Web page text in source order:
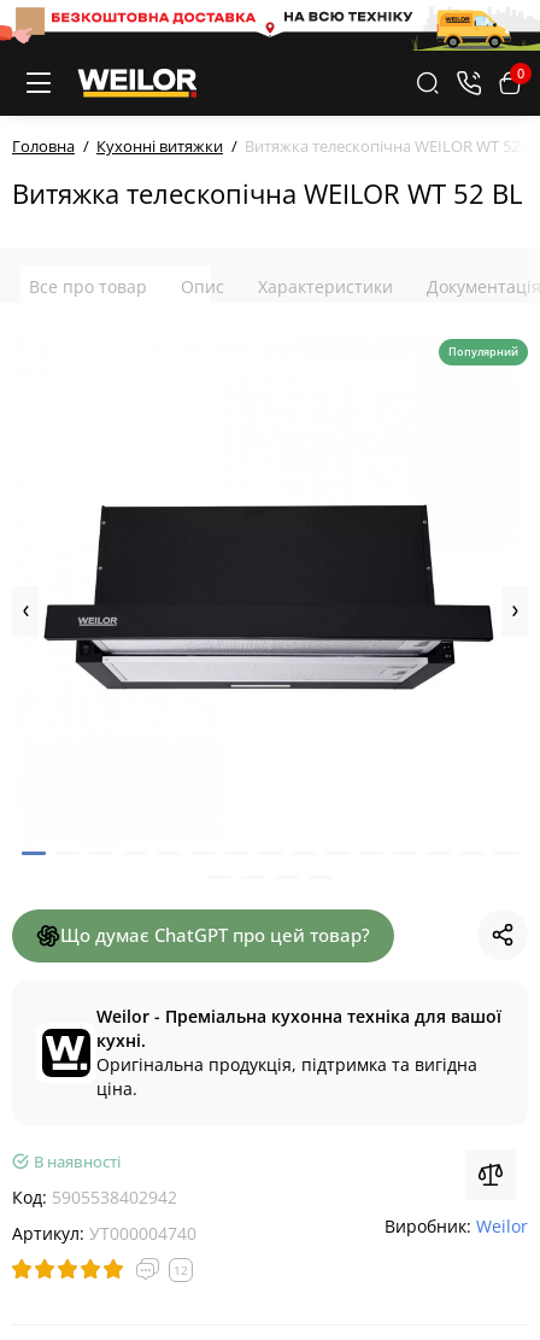
0
Головна Кухонні витяжки Витяжка телескопічна WEILOR WT 52 BL
Витяжка телескопічна WEILOR WT 52 BL
Все про товар Опис Характеристики Документація
Популярний
Що думає ChatGPT про цей товар?
Weilor - Преміальна кухонна техніка для вашої
кухні.
Оригінальна продукція, підтримка та вигідна
ціна.
В наявності
Код: 5905538402942
Артикул: УТ000004740
12
Виробник: Weilor